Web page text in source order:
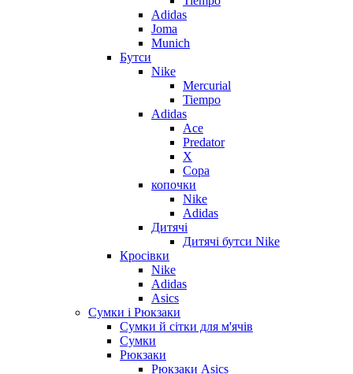
Adidas
Joma
Munich
Бутси
Nike
Mercurial
Tiempo
Adidas
Ace
Predator
X
Copa
копочки
Nike
Adidas
Дитячі
Дитячі бутси Nike
Кросівки
Nike
Adidas
Asics
Сумки і Рюкзаки
Сумки й сітки для м'ячів
Сумки
Рюкзаки
Рюкзаки Asics